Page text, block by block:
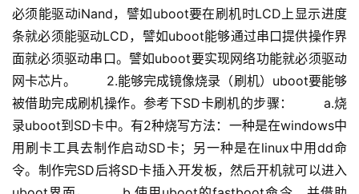
必须能驱动iNand，譬如uboot要在刷机时LCD上显示进度
条就必须能驱动LCD，譬如uboot能够通过串口提供操作界
面就必须驱动串口。譬如uboot要实现网络功能就必须驱动
网卡芯片。 　　2.能够完成镜像烧录（刷机）uboot要能够
被借助完成刷机操作。参考下SD卡刷机的步骤： 　　a.烧
录uboot到SD卡中。有2种烧写方法：一种是在windows中
用刷卡工具去制作启动SD卡；另一种是在linux中用dd命
令。制作完SD后将SD卡插入开发板，然后开机就可以进入